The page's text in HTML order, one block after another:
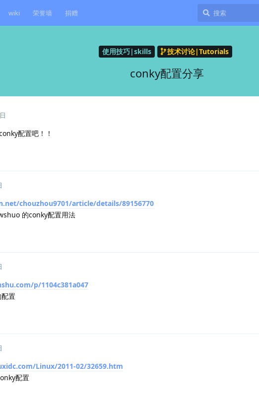
wiki 荣誉墙 捐赠
使用技巧|skills 技术讨论|Tutorials
conky配置分享
配置吧！！
chouzhou9701/article/details/89156770
的conky配置用法
p/1104c381a047
置
Linux/2011-02/32659.htm
配置